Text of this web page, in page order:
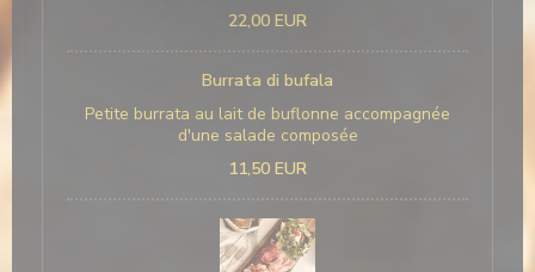
22,00 EUR
Burrata di bufala
Petite burrata au lait de buflonne accompagnée
d'une salade composée
11,50 EUR